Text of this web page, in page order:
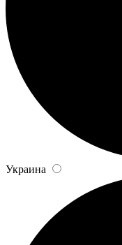
Украина